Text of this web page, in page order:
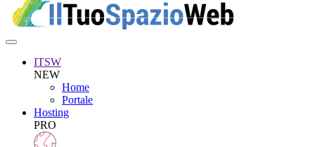
ITSW
NEW
Home
Portale
Hosting
PRO